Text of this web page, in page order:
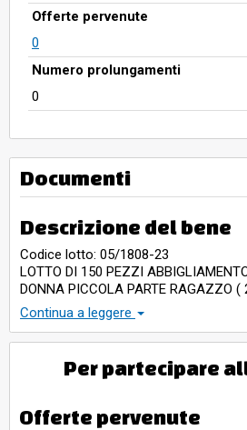
Offerte pervenute
0
Numero prolungamenti
0
Documenti
Descrizione del bene
Codice lotto: 05/1808-23
LOTTO DI 150 PEZZI
DONNA PICCOLA PARTE RAGAZZO
VARI MARCHI LE FOTO NON SONO
Continua a leggere
Per partecipare
Offerte pervenute